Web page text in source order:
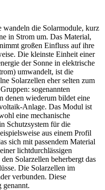
die Solarmodule, kurz
in Strom um. Das Material,
großen Einfluss auf ihre
Die kleinste Einheit einer
der Sonne in elektrische
umwandelt, ist die
Solarzellen eher selten zum
sogenannten
denen wiederum bildet eine
Anlage. Das Modul ist
eine mechanische
Schutzsystem für die
aus einem Profil
sich mit passendem Material
lichtdurchlässigen
Solarzellen beherbergt das
Die Solarzellen im
verbunden. Diese
genannt.